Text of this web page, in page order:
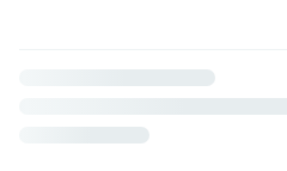
Taco de chuleta con queso
Taco de asada con queso—
Gringa de pastor 2x1